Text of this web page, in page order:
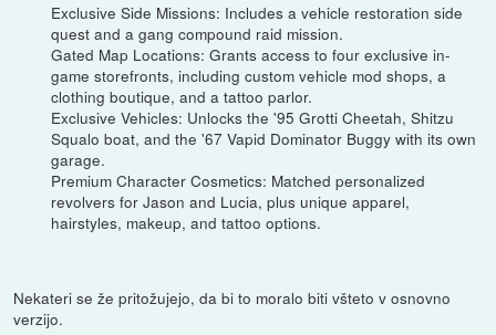
Exclusive Side Missions: Includes a vehicle restoration side
quest and a gang compound raid mission.
Gated Map Locations: Grants access to four exclusive in-
game storefronts, including custom vehicle mod shops, a
clothing boutique, and a tattoo parlor.
Exclusive Vehicles: Unlocks the '95 Grotti Cheetah, Shitzu
Squalo boat, and the '67 Vapid Dominator Buggy with its own
garage.
Premium Character Cosmetics: Matched personalized
revolvers for Jason and Lucia, plus unique apparel,
hairstyles, makeup, and tattoo options.
Nekateri se že pritožujejo, da bi to moralo biti všteto v osnovno
verzijo.